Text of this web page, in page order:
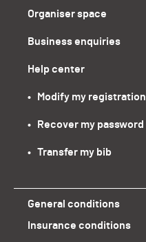
Organiser space
Business enquiries
Help center
•   Modify my registration
•   Recover my password
•   Transfer my bib
General conditions
Insurance conditions